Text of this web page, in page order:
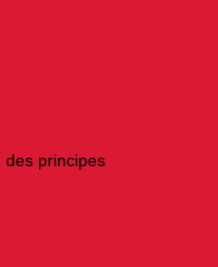
des principes